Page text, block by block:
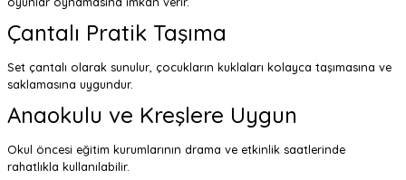
Çantalı Pratik Taşıma
Set çantalı olarak sunulur, çocukların kuklaları kolayca taşımasına ve
saklamasına uygundur.
Anaokulu ve Kreşlere Uygun
Okul öncesi eğitim kurumlarının drama ve etkinlik saatlerinde
rahatlıkla kullanılabilir.